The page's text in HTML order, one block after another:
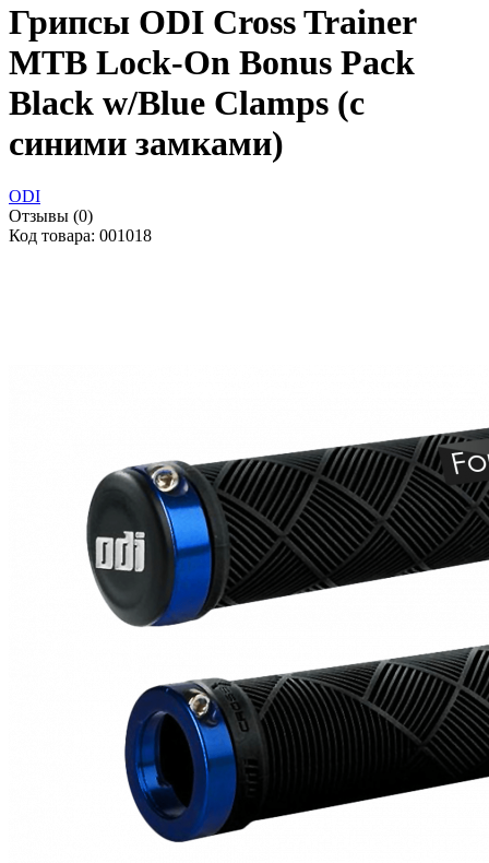
Грипсы ODI Cross Trainer
MTB Lock-On Bonus Pack
Black w/Blue Clamps (с
синими замками)
ODI
Отзывы (0)
Код товара: 001018